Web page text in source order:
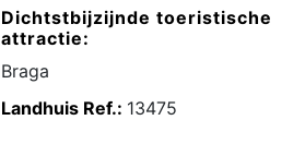
Dichtstbijzijnde toeristische
attractie:
Braga
Landhuis Ref.: 13475